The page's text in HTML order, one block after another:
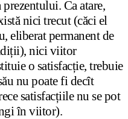
Ca atare,
nici trecut (căci el
eliberat permanent de
nici viitor
o satisfacție, trebuie
nu poate fi decît
satisfacțiile nu se pot
în viitor).